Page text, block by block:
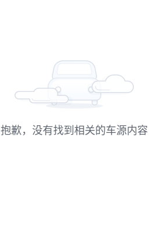
抱歉，没有找到相关的车源内容